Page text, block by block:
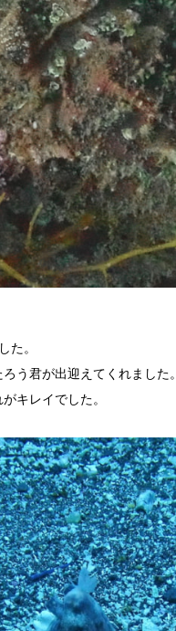
た。
う君が出迎えてくれました。
キレイでした。